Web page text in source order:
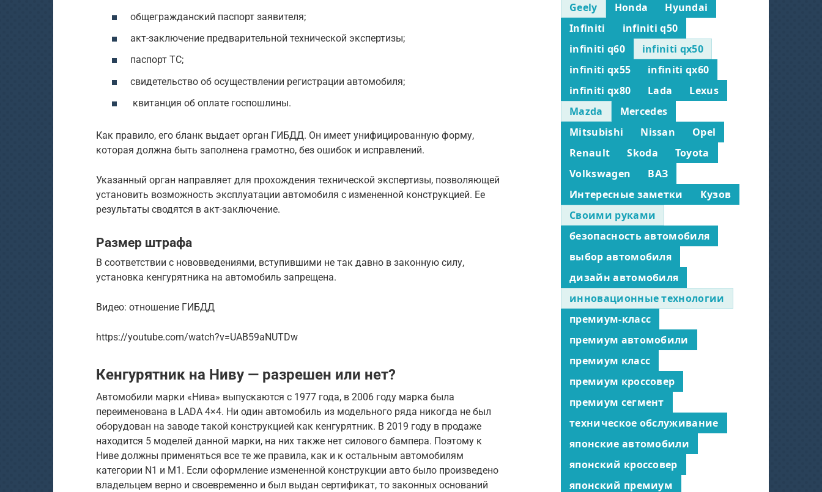
общегражданский паспорт заявителя;
акт-заключение предварительной технической экспертизы;
паспорт ТС;
свидетельство об осуществлении регистрации автомобиля;
квитанция об оплате госпошлины.
Как правило, его бланк выдает орган ГИБДД. Он имеет унифицированную форму,
которая должна быть заполнена грамотно, без ошибок и исправлений.
Указанный орган направляет для прохождения технической экспертизы, позволяющей
установить возможность эксплуатации автомобиля с измененной конструкцией. Ее
результаты сводятся в акт-заключение.
Размер штрафа
В соответствии с нововведениями, вступившими не так давно в законную силу,
установка кенгурятника на автомобиль запрещена.
Видео: отношение ГИБДД
https://youtube.com/watch?v=UAB59aNUTDw
Кенгурятник на Ниву — разрешен или нет?
Автомобили марки «Нива» выпускаются с 1977 года, в 2006 году марка была
переименована в LADA 4×4. Ни один автомобиль из модельного ряда никогда не был
оборудован на заводе такой конструкцией как кенгурятник. В 2019 году в продаже
находится 5 моделей данной марки, на них также нет силового бампера. Поэтому к
Ниве должны применяться все те же правила, как и к остальным автомобилям
категории N1 и M1. Если оформление измененной конструкции авто было произведено
владельцем верно и своевременно и был выдан сертификат, то законных оснований
Geely
Honda
Hyundai
Infiniti
infiniti q50
infiniti q60
infiniti qx50
infiniti qx55
infiniti qx60
infiniti qx80
Lada
Lexus
Mazda
Mercedes
Mitsubishi
Nissan
Opel
Renault
Skoda
Toyota
Volkswagen
ВАЗ
Интересные заметки
Кузов
Своими руками
безопасность автомобиля
выбор автомобиля
дизайн автомобиля
инновационные технологии
премиум-класс
премиум автомобили
премиум класс
премиум кроссовер
премиум сегмент
техническое обслуживание
японские автомобили
японский кроссовер
японский премиум